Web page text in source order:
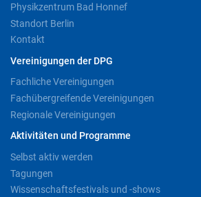
Physikzentrum Bad Honnef
Standort Berlin
Kontakt
Vereinigungen der DPG
Fachliche Vereinigungen
Fachübergreifende Vereinigungen
Regionale Vereinigungen
Aktivitäten und Programme
Selbst aktiv werden
Tagungen
Wissenschaftsfestivals und -shows